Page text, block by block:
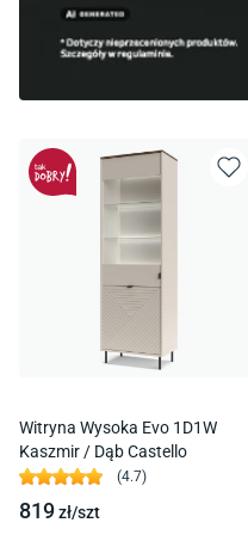
Witryna Wysoka Evo 1D1W
Kaszmir / Dąb Castello
(4.7)
819zł/szt